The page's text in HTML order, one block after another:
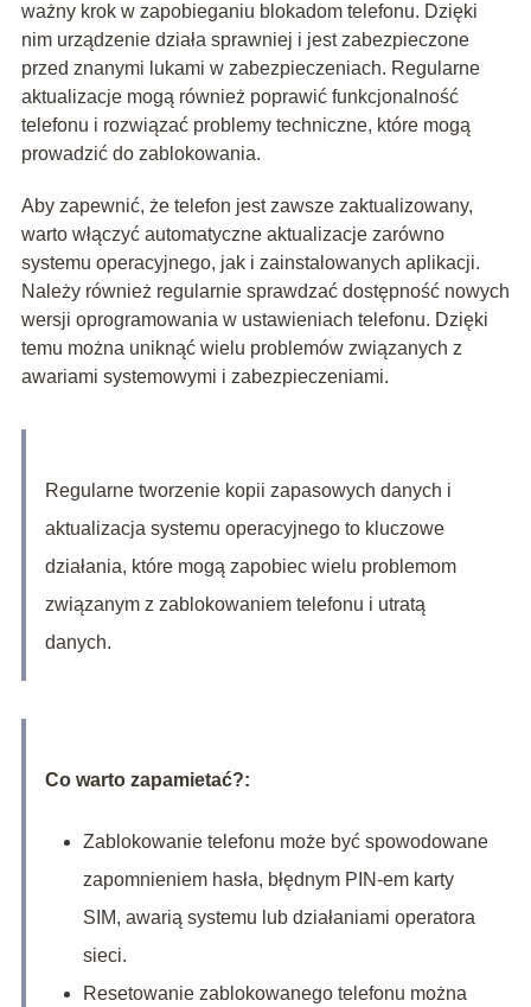
ważny krok w zapobieganiu blokadom telefonu. Dzięki
nim urządzenie działa sprawniej i jest zabezpieczone
przed znanymi lukami w zabezpieczeniach. Regularne
aktualizacje mogą również poprawić funkcjonalność
telefonu i rozwiązać problemy techniczne, które mogą
prowadzić do zablokowania.
Aby zapewnić, że telefon jest zawsze zaktualizowany,
warto włączyć automatyczne aktualizacje zarówno
systemu operacyjnego, jak i zainstalowanych aplikacji.
Należy również regularnie sprawdzać dostępność nowych
wersji oprogramowania w ustawieniach telefonu. Dzięki
temu można uniknąć wielu problemów związanych z
awariami systemowymi i zabezpieczeniami.
Regularne tworzenie kopii zapasowych danych i
aktualizacja systemu operacyjnego to kluczowe
działania, które mogą zapobiec wielu problemom
związanym z zablokowaniem telefonu i utratą
danych.
Co warto zapamietać?:
Zablokowanie telefonu może być spowodowane
zapomnieniem hasła, błędnym PIN-em karty
SIM, awarią systemu lub działaniami operatora
sieci.
Resetowanie zablokowanego telefonu można